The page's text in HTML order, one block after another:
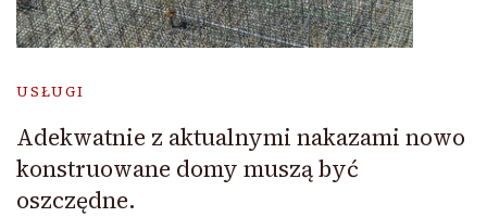
USŁUGI
Adekwatnie z aktualnymi nakazami nowo
konstruowane domy muszą być
oszczędne.